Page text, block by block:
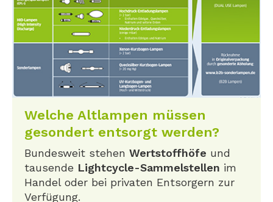
Welche Altlampen müssen
gesondert entsorgt werden?
Bundesweit stehen Wertstoffhöfe und
tausende Lightcycle-Sammelstellen im
Handel oder bei privaten Entsorgern zur
Verfügung.